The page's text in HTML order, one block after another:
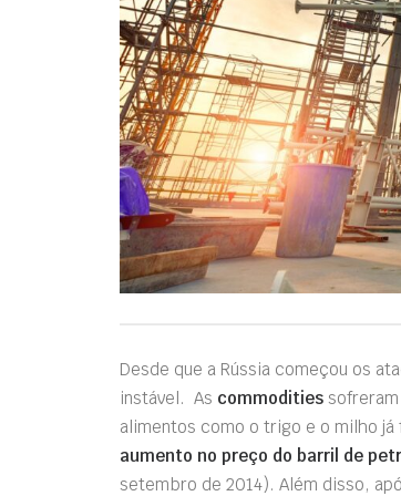
Desde que a Rússia começou os
instável. As commodities
alimentos como o trigo e o milho
aumento no preço do barril de
setembro de 2014). Além disso,